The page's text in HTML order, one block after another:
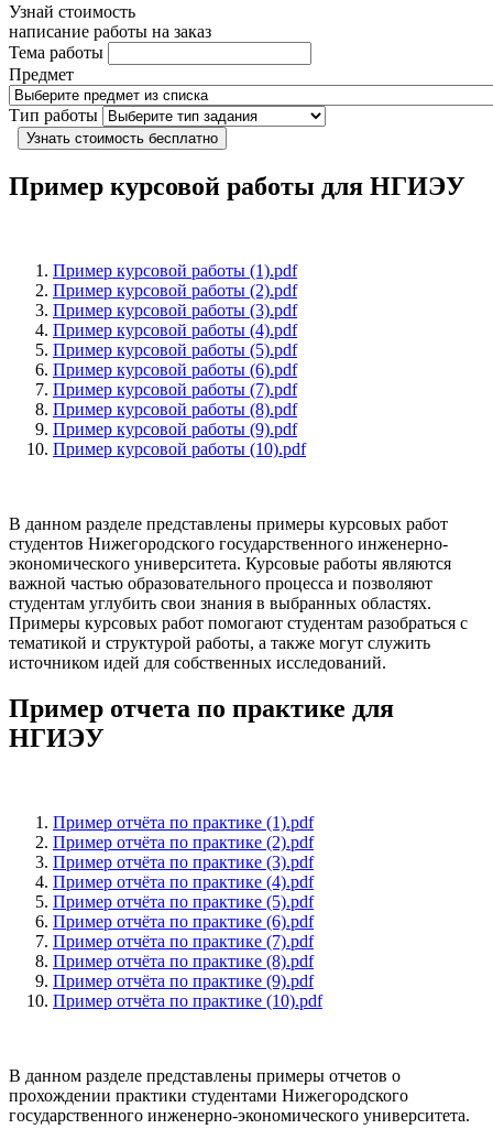
Узнай стоимость
написание работы на заказ
Тема работы
Предмет
Тип работы
Узнать стоимость бесплатно
Пример курсовой работы для НГИЭУ
Пример курсовой работы (1).pdf
Пример курсовой работы (2).pdf
Пример курсовой работы (3).pdf
Пример курсовой работы (4).pdf
Пример курсовой работы (5).pdf
Пример курсовой работы (6).pdf
Пример курсовой работы (7).pdf
Пример курсовой работы (8).pdf
Пример курсовой работы (9).pdf
Пример курсовой работы (10).pdf
В данном разделе представлены примеры курсовых работ
студентов Нижегородского государственного инженерно-
экономического университета. Курсовые работы являются
важной частью образовательного процесса и позволяют
студентам углубить свои знания в выбранных областях.
Примеры курсовых работ помогают студентам разобраться с
тематикой и структурой работы, а также могут служить
источником идей для собственных исследований.
Пример отчета по практике для
НГИЭУ
Пример отчёта по практике (1).pdf
Пример отчёта по практике (2).pdf
Пример отчёта по практике (3).pdf
Пример отчёта по практике (4).pdf
Пример отчёта по практике (5).pdf
Пример отчёта по практике (6).pdf
Пример отчёта по практике (7).pdf
Пример отчёта по практике (8).pdf
Пример отчёта по практике (9).pdf
Пример отчёта по практике (10).pdf
В данном разделе представлены примеры отчетов о
прохождении практики студентами Нижегородского
государственного инженерно-экономического университета.